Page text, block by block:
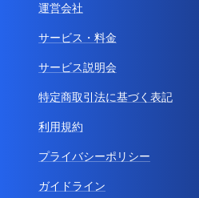
運営会社
サービス・料金
サービス説明会
特定商取引法に基づく表記
利用規約
プライバシーポリシー
ガイドライン